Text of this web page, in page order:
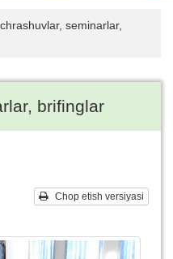
seminarlar,
brifinglar
Chop etish versiyasi